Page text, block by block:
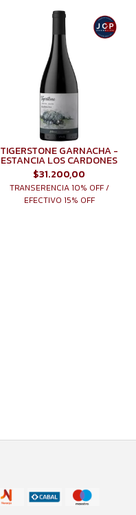
TIGERSTONE GARNACHA -
ESTANCIA LOS CARDONES
$31.200,00
TRANSERENCIA 10% OFF /
EFECTIVO 15% OFF